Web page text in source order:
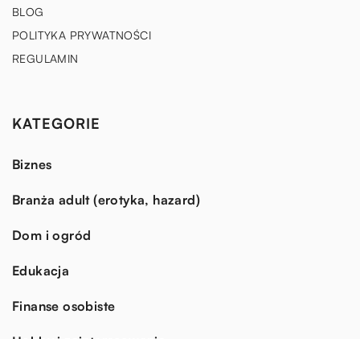
BLOG
POLITYKA PRYWATNOŚCI
REGULAMIN
KATEGORIE
Biznes
Branża adult (erotyka, hazard)
Dom i ogród
Edukacja
Finanse osobiste